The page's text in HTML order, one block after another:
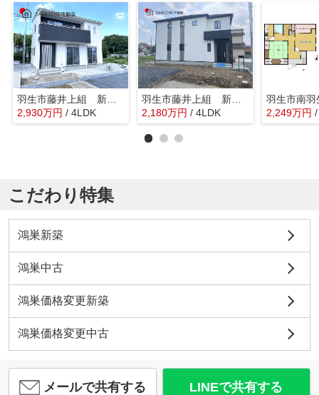
羽生市藤井上組 新築戸建 全12棟 6号棟
2,930万円 / 4LDK
羽生市藤井上組 新築戸建 全12棟 8号棟
2,180万円 / 4LDK 2,249万円
こだわり特集
鴻巣新築
鴻巣中古
鴻巣価格変更新築
鴻巣価格変更中古
メールで共有する LINEで共有する